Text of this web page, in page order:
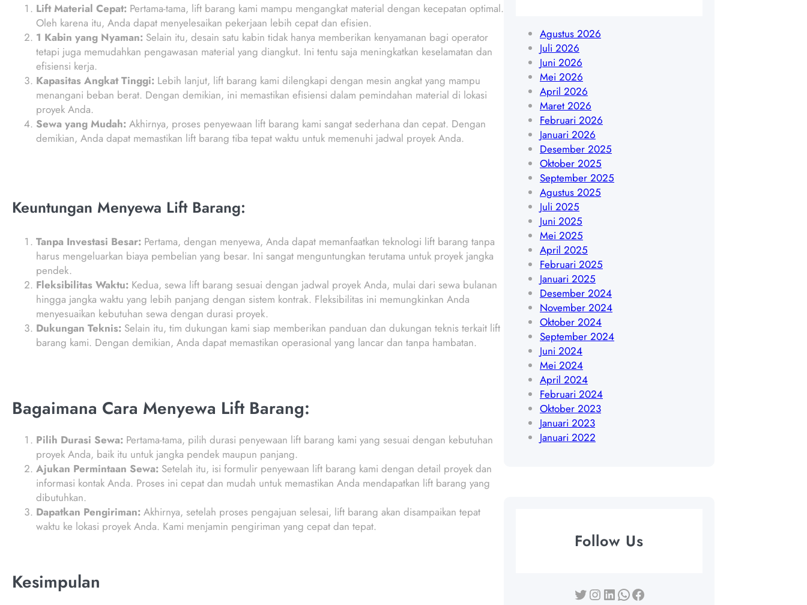
Lift Material Cepat: Pertama-tama, lift barang kami mampu mengangkat material dengan kecepatan optimal.
Oleh karena itu, Anda dapat menyelesaikan pekerjaan lebih cepat dan efisien.
1 Kabin yang Nyaman: Selain itu, desain satu kabin tidak hanya memberikan kenyamanan bagi operator
tetapi juga memudahkan pengawasan material yang diangkut. Ini tentu saja meningkatkan keselamatan dan
efisiensi kerja.
Kapasitas Angkat Tinggi: Lebih lanjut, lift barang kami dilengkapi dengan mesin angkat yang mampu
menangani beban berat. Dengan demikian, ini memastikan efisiensi dalam pemindahan material di lokasi
proyek Anda.
Sewa yang Mudah: Akhirnya, proses penyewaan lift barang kami sangat sederhana dan cepat. Dengan
demikian, Anda dapat memastikan lift barang tiba tepat waktu untuk memenuhi jadwal proyek Anda.
Keuntungan Menyewa Lift Barang:
Tanpa Investasi Besar: Pertama, dengan menyewa, Anda dapat memanfaatkan teknologi lift barang tanpa
harus mengeluarkan biaya pembelian yang besar. Ini sangat menguntungkan terutama untuk proyek jangka
pendek.
Fleksibilitas Waktu: Kedua, sewa lift barang sesuai dengan jadwal proyek Anda, mulai dari sewa bulanan
hingga jangka waktu yang lebih panjang dengan sistem kontrak. Fleksibilitas ini memungkinkan Anda
menyesuaikan kebutuhan sewa dengan durasi proyek.
Dukungan Teknis: Selain itu, tim dukungan kami siap memberikan panduan dan dukungan teknis terkait lift
barang kami. Dengan demikian, Anda dapat memastikan operasional yang lancar dan tanpa hambatan.
Bagaimana Cara Menyewa Lift Barang:
Pilih Durasi Sewa: Pertama-tama, pilih durasi penyewaan lift barang kami yang sesuai dengan kebutuhan
proyek Anda, baik itu untuk jangka pendek maupun panjang.
Ajukan Permintaan Sewa: Setelah itu, isi formulir penyewaan lift barang kami dengan detail proyek dan
informasi kontak Anda. Proses ini cepat dan mudah untuk memastikan Anda mendapatkan lift barang yang
dibutuhkan.
Dapatkan Pengiriman: Akhirnya, setelah proses pengajuan selesai, lift barang akan disampaikan tepat
waktu ke lokasi proyek Anda. Kami menjamin pengiriman yang cepat dan tepat.
Kesimpulan
Agustus 2026
Juli 2026
Juni 2026
Mei 2026
April 2026
Maret 2026
Februari 2026
Januari 2026
Desember 2025
Oktober 2025
September 2025
Agustus 2025
Juli 2025
Juni 2025
Mei 2025
April 2025
Februari 2025
Januari 2025
Desember 2024
November 2024
Oktober 2024
September 2024
Juni 2024
Mei 2024
April 2024
Februari 2024
Oktober 2023
Januari 2023
Januari 2022
Follow Us
Twitter Instagram LinkedIn WhatsApp Facebook